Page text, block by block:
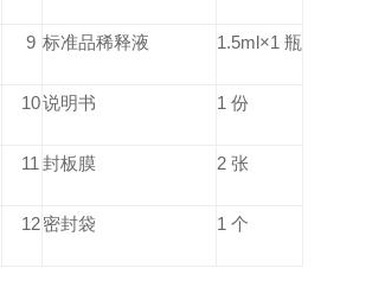
9 标准品稀释液 1.5ml×1 瓶
10说明书 1 份
11 封板膜 2 张
12密封袋 1 个